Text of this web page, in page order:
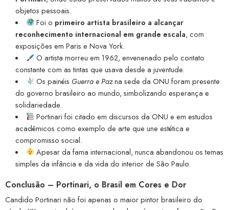
objetos pessoais.
Foi o primeiro artista brasileiro a alcançar
reconhecimento internacional em grande escala, com
exposições em Paris e Nova York.
O artista morreu em 1962, envenenado pelo contato
constante com as tintas que usava desde a juventude.
Os painéis Guerra e Pazna sede da ONU foram presente
do governo brasileiro ao mundo, simbolizando esperança e
solidariedade.
Portinari foi citado em discursos da ONU e em estudos
acadêmicos como exemplo de arte que une estética e
compromisso social.
Apesar da fama internacional, nunca abandonou os temas
simples da infância e da vida do interior de São Paulo.
Conclusão – Portinari, o Brasil em Cores e Dor
Candido Portinari não foi apenas o maior pintor brasileiro do